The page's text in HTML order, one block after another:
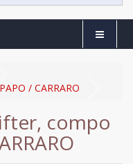
/ CARRARO
compo